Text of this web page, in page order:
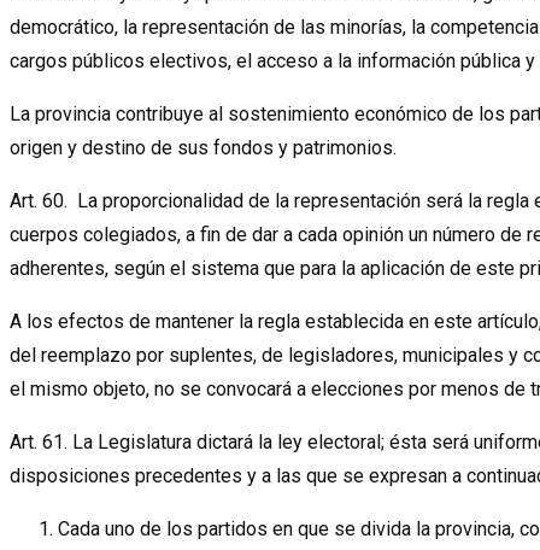
democrático, la representación de las minorías, la
cargos públicos electivos, el acceso a la información pública
La provincia contribuye al sostenimiento económico de los
origen y destino de sus fondos y patrimonios.
Art. 60. La proporcionalidad de la representación será la
cuerpos colegiados, a fin de dar a cada opinión un número de
adherentes, según el sistema que para la aplicación de este
A los efectos de mantener la regla establecida en este
del reemplazo por suplentes, de legisladores, municipales y
el mismo objeto, no se convocará a elecciones por menos de
Art. 61. La Legislatura dictará la ley electoral; ésta será
disposiciones precedentes y a las que se expresan a
Cada uno de los partidos en que se divida la provincia,